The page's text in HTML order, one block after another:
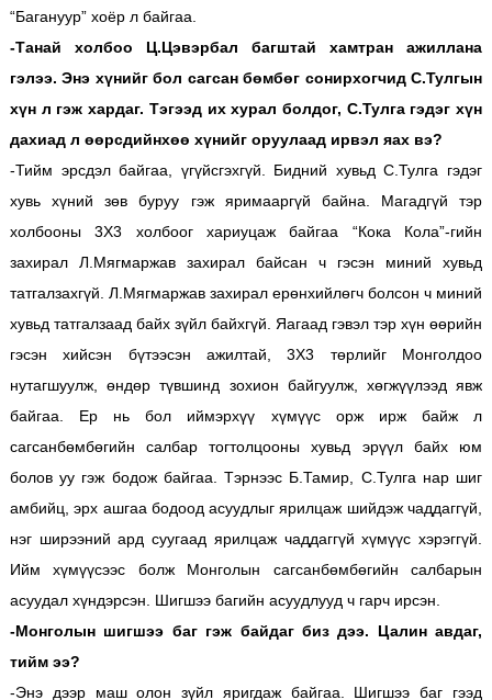
“Багануур” хоёр л байгаа.
-Танай холбоо Ц.Цэвэрбал багштай хамтран ажиллана
гэлээ. Энэ хүнийг бол сагсан бөмбөг сонирхогчид С.Тулгын
хүн л гэж хардаг. Тэгээд их хурал болдог, С.Тулга гэдэг хүн
дахиад л өөрсдийнхөө хүнийг оруулаад ирвэл яах вэ?
-Тийм эрсдэл байгаа, үгүйсгэхгүй. Бидний хувьд С.Тулга гэдэг
хувь хүний зөв буруу гэж яримааргүй байна. Магадгүй тэр
холбооны 3Х3 холбоог хариуцаж байгаа “Кока Кола”-гийн
захирал Л.Мягмаржав захирал байсан ч гэсэн миний хувьд
татгалзахгүй. Л.Мягмаржав захирал ерөнхийлөгч болсон ч миний
хувьд татгалзаад байх зүйл байхгүй. Яагаад гэвэл тэр хүн өөрийн
гэсэн хийсэн бүтээсэн ажилтай, 3Х3 төрлийг Монголдоо
нутагшуулж, өндөр түвшинд зохион байгуулж, хөгжүүлээд явж
байгаа. Ер нь бол иймэрхүү хүмүүс орж ирж байж л
сагсанбөмбөгийн салбар тогтолцооны хувьд эрүүл байх юм
болов уу гэж бодож байгаа. Тэрнээс Б.Тамир, С.Тулга нар шиг
амбийц, эрх ашгаа бодоод асуудлыг ярилцаж шийдэж чаддаггүй,
нэг ширээний ард суугаад ярилцаж чаддаггүй хүмүүс хэрэггүй.
Ийм хүмүүсээс болж Монголын сагсанбөмбөгийн салбарын
асуудал хүндэрсэн. Шигшээ багийн асуудлууд ч гарч ирсэн.
-Монголын шигшээ баг гэж байдаг биз дээ. Цалин авдаг,
тийм ээ?
-Энэ дээр маш олон зүйл яригдаж байгаа. Шигшээ баг гээд